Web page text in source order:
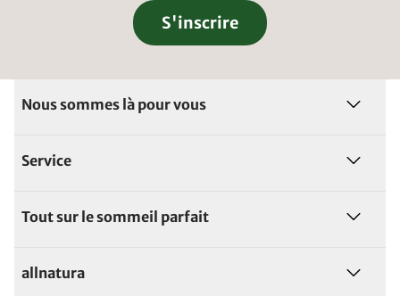
S'inscrire
Nous sommes là pour vous
Service
Tout sur le sommeil parfait
allnatura